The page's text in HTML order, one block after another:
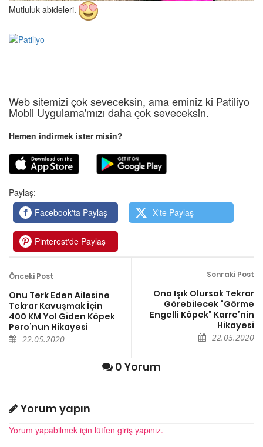
Mutluluk abideleri.
Web sitemizi çok seveceksin, ama eminiz ki Patiliyo
Mobil Uygulama'mızı daha çok seveceksin.
Hemen indirmek ister misin?
Paylaş:
Facebook'ta Paylaş
X'te Paylaş
Pinterest'de Paylaş
Önceki Post
Onu Terk Eden Ailesine
Tekrar Kavuşmak İçin
400 KM Yol Giden Köpek
Pero’nun Hikayesi
22.05.2020
Sonraki Post
Ona Işık Olursak Tekrar
Görebilecek “Görme
Engelli Köpek” Karre’nin
Hikayesi
22.05.2020
0 Yorum
Yorum yapın
Yorum yapabilmek için lütfen giriş yapınız.